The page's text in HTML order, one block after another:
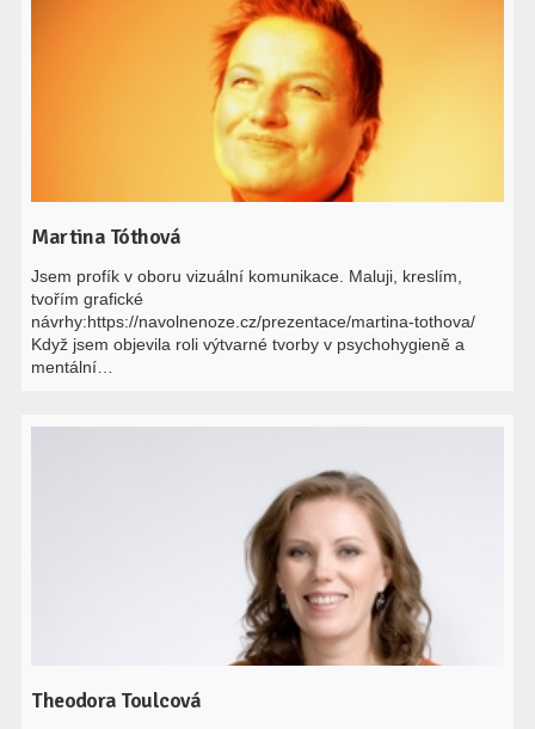
Martina Tóthová
Jsem profík v oboru vizuální komunikace. Maluji, kreslím,
tvořím grafické
návrhy:https://navolnenoze.cz/prezentace/martina-tothova/
Když jsem objevila roli výtvarné tvorby v psychohygieně a
mentální…
Theodora Toulcová